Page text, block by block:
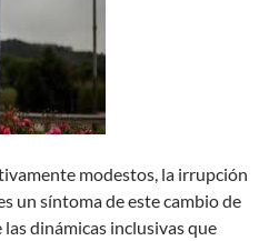
modestos, la irrupción
un síntoma de este cambio de
dinámicas inclusivas que